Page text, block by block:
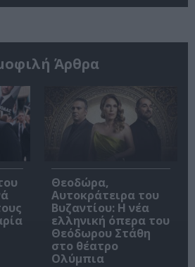
Άρθρα
Θεοδώρα,
Αυτοκράτειρα του
Βυζαντίου: Η νέα
ελληνική όπερα του
Θεόδωρου Στάθη
στο θέατρο
Ολύμπια